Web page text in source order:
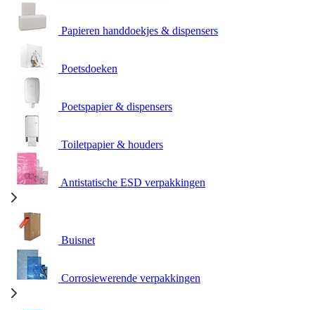
Papieren handdoekjes & dispensers
Poetsdoeken
Poetspapier & dispensers
Toiletpapier & houders
Antistatische ESD verpakkingen
Buisnet
Corrosiewerende verpakkingen